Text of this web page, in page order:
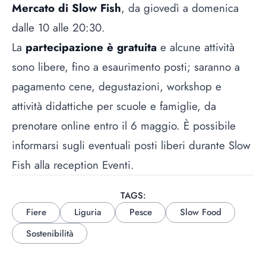
Mercato di Slow Fish, da giovedì a domenica
dalle 10 alle 20:30.
La partecipazione è gratuita e alcune attività
sono libere, fino a esaurimento posti; saranno a
pagamento cene, degustazioni, workshop e
attività didattiche per scuole e famiglie, da
prenotare online entro il 6 maggio. È possibile
informarsi sugli eventuali posti liberi durante Slow
Fish alla reception Eventi.
TAGS:
Fiere
Liguria Pesce
Slow Food
Sostenibilità